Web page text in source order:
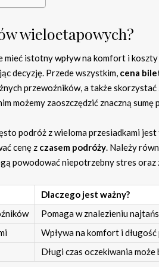
wieloetapowych?
mieć istotny wpływ na komfort i
decyzję. Przede wszystkim, cena
przewoźników, a także
możemy zaoszczędzić znaczną sumę
podróż z wieloma przesiadkami
cenę z czasem podróży. Należy
powodować niepotrzebny stres oraz
Dlaczego jest ważny?
Pomaga w znalezieniu
Wpływa na komfort i
Długi czas oczekiwania